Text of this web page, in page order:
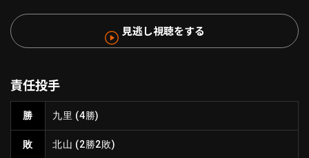
ファーム東地区
ファーム中地区
ファーム西地区
北海道日本ハムファイターズ
東北楽天ゴールデンイーグルス
埼玉西武ライオンズ
ニュース
見逃し視聴をする
責任投手
勝 九里 (4勝)
敗 北山 (2勝2敗)